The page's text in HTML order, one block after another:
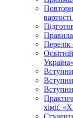
Перелік
Україна»
хімії.